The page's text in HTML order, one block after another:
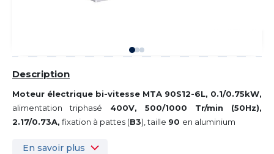
Description
Moteur électrique bi-vitesse MTA 90S12-6L, 0.1/0.75kW,
alimentation triphasé 400V, 500/1000 Tr/min (50Hz),
2.17/0.73A, fixation à pattes (B3), taille 90 en aluminium
En savoir plus